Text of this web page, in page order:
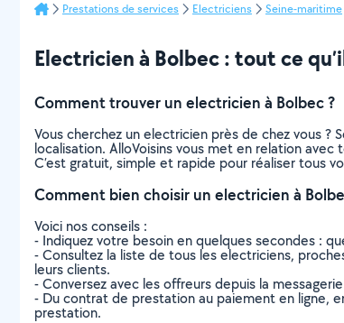
Prestations de services Electriciens Seine-maritime
Electricien à Bolbec : tout ce
Comment trouver un electricien à Bolbec ?
Vous cherchez un electricien près de chez vous
localisation. AlloVoisins vous met en relation
C’est gratuit, simple et rapide pour réaliser tous
Comment bien choisir un electricien à
Voici nos conseils :
- Indiquez votre besoin en quelques secondes :
- Consultez la liste de tous les electriciens,
leurs clients.
- Conversez avec les offreurs depuis la
- Du contrat de prestation au paiement en ligne,
prestation.